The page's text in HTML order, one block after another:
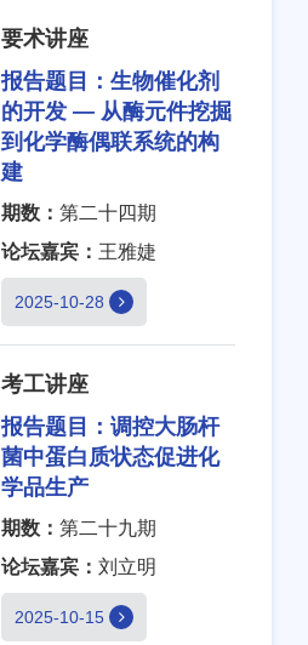
要术讲座
报告题目： 生物催化剂
的开发 — 从酶元件挖掘
到化学酶偶联系统的构
建
期数： 第二十四期
论坛嘉宾： 王雅婕
2025-10-28
考工讲座
报告题目： 调控大肠杆
菌中蛋白质状态促进化
学品生产
期数： 第二十九期
论坛嘉宾： 刘立明
2025-10-15